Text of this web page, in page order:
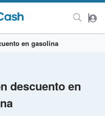
en gasolina
descuento en